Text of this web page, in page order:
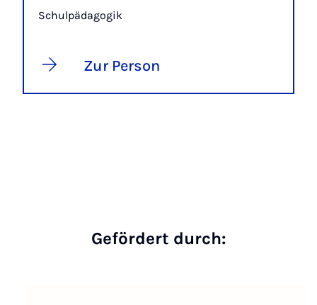
Schulpädagogik
Zur Person
Gefördert durch: